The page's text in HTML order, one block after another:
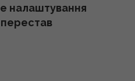
налаштування